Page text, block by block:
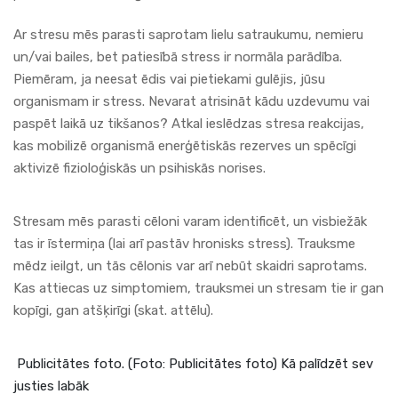
Ar stresu mēs parasti saprotam lielu satraukumu, nemieru
un/vai bailes, bet patiesībā stress ir normāla parādība.
Piemēram, ja neesat ēdis vai pietiekami gulējis, jūsu
organismam ir stress. Nevarat atrisināt kādu uzdevumu vai
paspēt laikā uz tikšanos? Atkal ieslēdzas stresa reakcijas,
kas mobilizē organismā enerģētiskās rezerves un spēcīgi
aktivizē fizioloģiskās un psihiskās norises.
Stresam mēs parasti cēloni varam identificēt, un visbiežāk
tas ir īstermiņa (lai arī pastāv hronisks stress). Trauksme
mēdz ieilgt, un tās cēlonis var arī nebūt skaidri saprotams.
Kas attiecas uz simptomiem, trauksmei un stresam tie ir gan
kopīgi, gan atšķirīgi (skat. attēlu).
Publicitātes foto. (Foto: Publicitātes foto) Kā palīdzēt sev
justies labāk